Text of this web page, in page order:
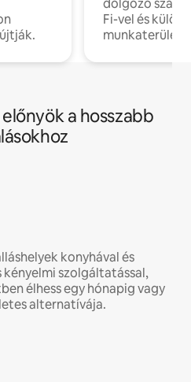
dolgozó
Fi-vel és külön
a hosszabb
konyhával és
szolgáltatással,
élhess egy hónapig vagy
alternatívája.